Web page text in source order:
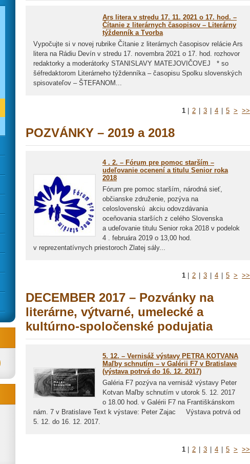
Ars litera v stredu 17. 11. 2021 o 17. hod. –
Čítanie z literárnych časopisov – Literárny
týždenník a Tvorba
Vypočujte si v novej rubrike Čítanie z literárnych časopisov relácie Ars
litera na Rádiu Devín v stredu 17. novembra 2021 o 17. hod. rozhovor
redaktorky a moderátorky STANISLAVY MATEJOVIČOVEJ * so
šéfredaktorom Literárneho týždenníka – časopisu Spolku slovenských
spisovateľov – ŠTEFANOM...
1 2 3 4 5 > >>
POZVÁNKY – 2019 a 2018
4 . 2. – Fórum pre pomoc starším –
udeľovanie ocenení a titulu Senior roka
2018
Fórum pre pomoc starším, národná sieť,
občianske združenie, pozýva na
celoslovenskú akciu odovzdávania
oceňovania starších z celého Slovenska
a udeľovanie titulu Senior roka 2018 v podelok
4 . februára 2019 o 13,00 hod.
v reprezentatívnych priestoroch Zlatej sály...
1 2 3 4 5 > >>
DECEMBER 2017 – Pozvánky na
literárne, výtvarné, umelecké a
kultúrno-spoločenské podujatia
5. 12. – Vernisáž výstavy PETRA KOTVANA
Maľby schnutím – v Galérii F7 v Bratislave
(výstava potrvá do 16. 12. 2017)
Galéria F7 pozýva na vernisáž výstavy Peter
Kotvan Maľby schnutím v utorok 5. 12. 2017
o 18.00 hod. v Galérii F7 na Františkánskom
nám. 7 v Bratislave Text k výstave: Peter Zajac Výstava potrvá od
5. 12. do 16. 12. 2017.
1 2 3 4 5 > >>